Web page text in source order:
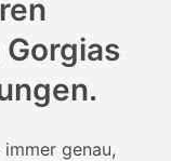
genau,